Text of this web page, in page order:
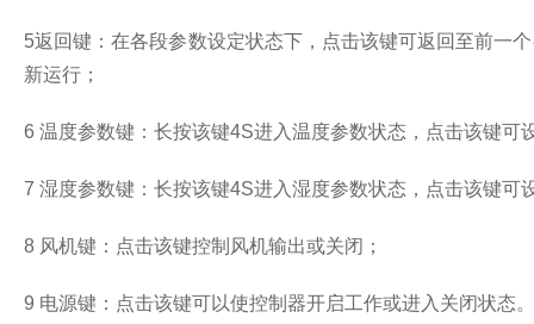
5返回键：在各段参数设定状态下，点击该键可返回至前一
新运行；
6 温度参数键：长按该键4S进入温度参数状态，点击该键可
7 湿度参数键：长按该键4S进入湿度参数状态，点击该键可
8 风机键：点击该键控制风机输出或关闭；
9 电源键：点击该键可以使控制器开启工作或进入关闭状态。